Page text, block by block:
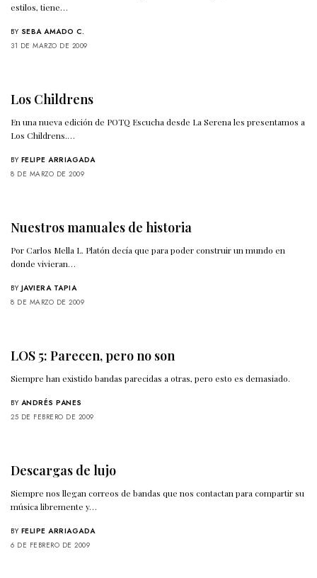
estilos, tiene…
BY SEBA AMADO C.
31 DE MARZO DE 2009
Los Childrens
En una nueva edición de POTQ Escucha desde La Serena les presentamos a
Los Childrens.…
BY FELIPE ARRIAGADA
8 DE MARZO DE 2009
Nuestros manuales de historia
Por Carlos Mella L. Platón decía que para poder construir un mundo en
donde vivieran…
BY JAVIERA TAPIA
8 DE MARZO DE 2009
LOS 5: Parecen, pero no son
Siempre han existido bandas parecidas a otras, pero esto es demasiado.
BY ANDRÉS PANES
25 DE FEBRERO DE 2009
Descargas de lujo
Siempre nos llegan correos de bandas que nos contactan para compartir su
música libremente y…
BY FELIPE ARRIAGADA
6 DE FEBRERO DE 2009